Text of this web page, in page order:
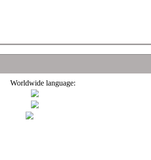
Worldwide language: